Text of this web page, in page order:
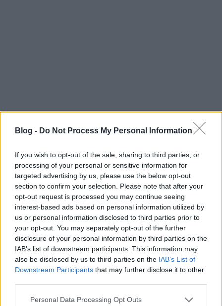
Blog - Do Not Process My Personal Information
If you wish to opt-out of the sale, sharing to third parties, or
processing of your personal or sensitive information for
targeted advertising by us, please use the below opt-out
section to confirm your selection. Please note that after your
opt-out request is processed you may continue seeing
interest-based ads based on personal information utilized by
us or personal information disclosed to third parties prior to
your opt-out. You may separately opt-out of the further
disclosure of your personal information by third parties on the
IAB’s list of downstream participants. This information may
also be disclosed by us to third parties on the IAB’s List of
Downstream Participants that may further disclose it to other
Please note that this website/app uses one or more Google
Personal Data Processing Opt Outs
Eme vacsoránk aRENESZÁNSZdicső éveibe kalauzolta az
érdeklődőket, amelyet Mátyás király (és a magyar történelem) jeles
olasz krónikása, Antonio Bonfini nevével fémjelzett
BONFINI KERT
étteremben tartottunk. Az étekműhely egy éve alakult, de ez alatt a
rövid idő alatt hazánk legjobb éttermei közé verekedte magát, mind az
ínyencek, mind gasztronómiai-szakmai körökben. Az eseményen
reneszánsz kori ételeket próbáltunk meg rekonstruálni, korhűen,
ugyanakkor kicsit a mai korhoz is igazítva, némi itáliai áthajlással. Az
ételsort több szakács, történelemtanár és mesterkurzus hallgató
segítségével állítottuk össze.